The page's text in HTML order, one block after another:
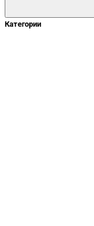
Категории